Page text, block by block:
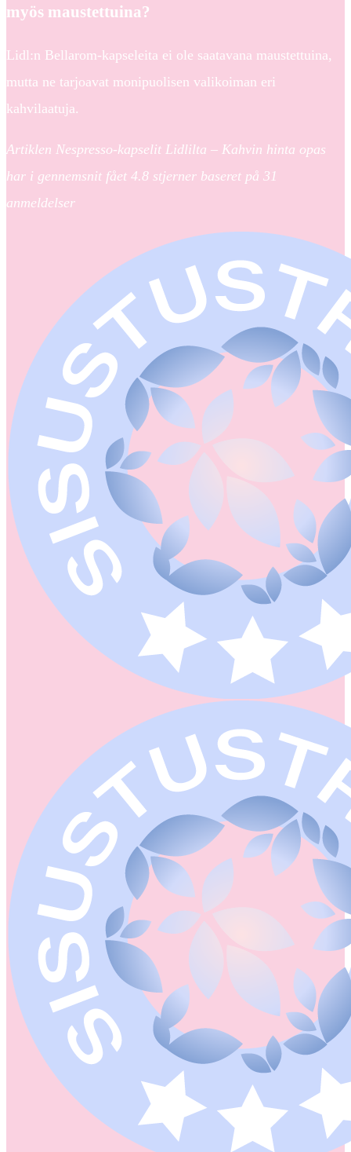
myös maustettuina?
Lidl:n Bellarom-kapseleita ei ole saatavana maustettuina,
mutta ne tarjoavat monipuolisen valikoiman eri
kahvilaatuja.
Artiklen Nespresso-kapselit Lidlilta – Kahvin hinta opas
har i gennemsnit fået 4.8 stjerner baseret på 31
anmeldelser